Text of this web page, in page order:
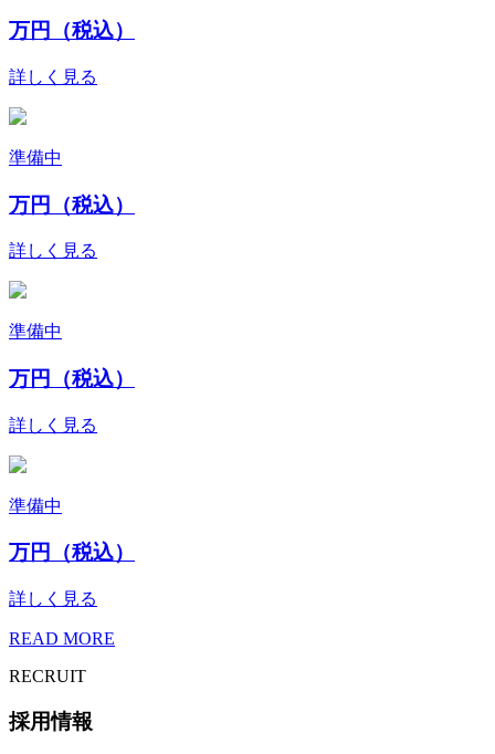
万円（税込）
詳しく見る
準備中
万円（税込）
詳しく見る
準備中
万円（税込）
詳しく見る
準備中
万円（税込）
詳しく見る
READ MORE
RECRUIT
採用情報